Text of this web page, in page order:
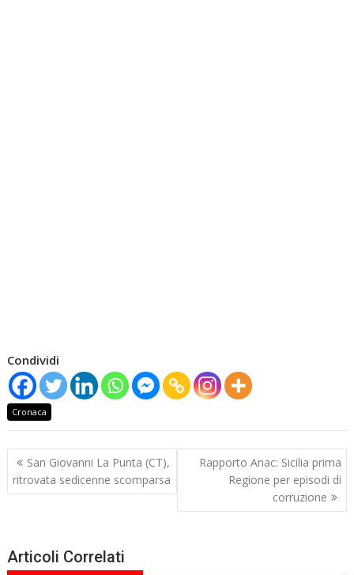
Condividi
Cronaca
Navigazione
articoli
San Giovanni La Punta (CT),
ritrovata sedicenne scomparsa
Rapporto Anac: Sicilia prima
Regione per episodi di
corruzione
Articoli Correlati